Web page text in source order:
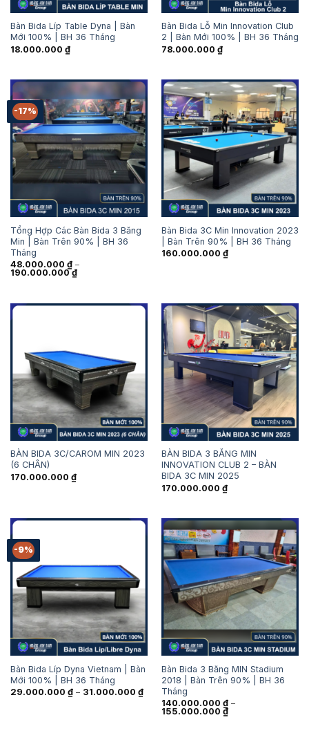
Bàn Bida Líp Table Dyna | Bàn
Mới 100% | BH 36 Tháng
18.000.000 ₫
Bàn Bida Lỗ Min Innovation Club
2 | Bàn Mới 100% | BH 36 Tháng
78.000.000 ₫
-17%
Tổng Hợp Các Bàn Bida 3 Băng
Min | Bàn Trên 90% | BH 36
Tháng
48.000.000 ₫ –
190.000.000₫Khoảng
giá:
đến
Bàn Bida 3C Min Innovation 2023
| Bàn Trên 90% | BH 36 Tháng
160.000.000 ₫
BÀN BIDA 3C/CAROM MIN 2023
(6 CHÂN)
170.000.000 ₫
BÀN BIDA 3 BĂNG MIN
INNOVATION CLUB 2 – BÀN
BIDA 3C MIN 2025
170.000.000 ₫
-9%
Bàn Bida Líp Dyna Vietnam | Bàn
Mới 100% | BH 36 Tháng
29.000.000 ₫ – 31.000.000 ₫Khoảng
giá:
29.000.000 ₫
Bàn Bida 3 Băng MIN Stadium
2018 | Bàn Trên 90% | BH 36
Tháng
140.000.000 ₫ –
155.000.000 ₫Khoảng
giá: